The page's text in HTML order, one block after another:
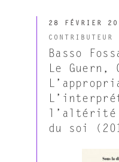
PUBLIÉ
LE
28 FÉVRIER
CONTRIBUTEUR
Basso
Le
du soi